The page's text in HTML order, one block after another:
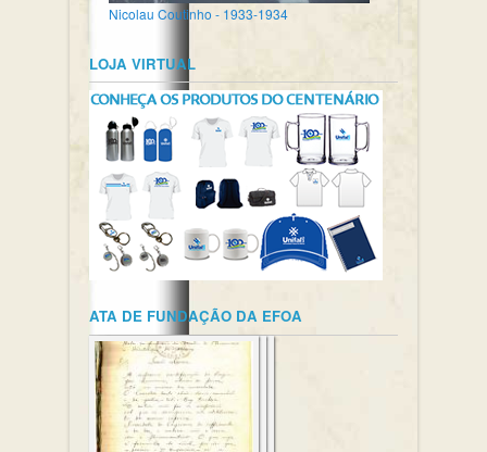
Nicolau Coutinho - 1933-1934
LOJA VIRTUAL
ATA DE FUNDAÇÃO DA EFOA